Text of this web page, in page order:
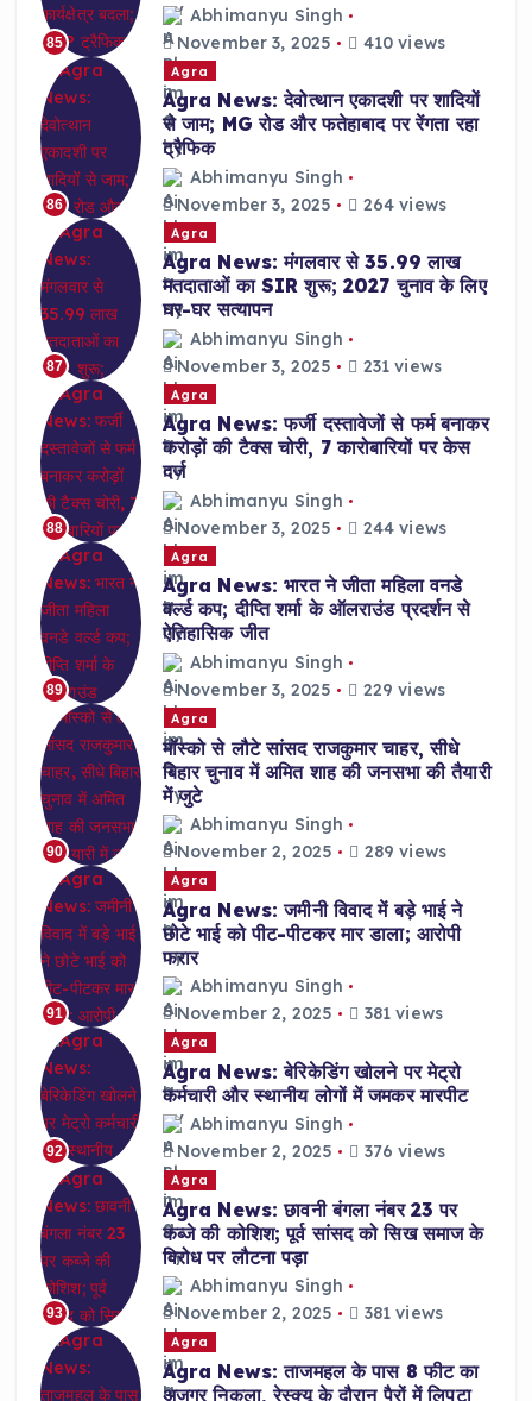
85
Abhimanyu Singh
November 3, 2025
410 views
86
Agra
Agra News: देवोत्थान एकादशी पर शादियों
से जाम; MG रोड और फतेहाबाद पर रेंगता रहा
ट्रैफिक
Abhimanyu Singh
November 3, 2025
264 views
87
Agra
Agra News: मंगलवार से 35.99 लाख
मतदाताओं का SIR शुरू; 2027 चुनाव के लिए
घर-घर सत्यापन
Abhimanyu Singh
November 3, 2025
231 views
88
Agra
Agra News: फर्जी दस्तावेजों से फर्म बनाकर
करोड़ों की टैक्स चोरी, 7 कारोबारियों पर केस
दर्ज
Abhimanyu Singh
November 3, 2025
244 views
89
Agra
Agra News: भारत ने जीता महिला वनडे
वर्ल्ड कप; दीप्ति शर्मा के ऑलराउंड प्रदर्शन से
ऐतिहासिक जीत
Abhimanyu Singh
November 3, 2025
229 views
90
Agra
मॉस्को से लौटे सांसद राजकुमार चाहर, सीधे
बिहार चुनाव में अमित शाह की जनसभा की तैयारी
में जुटे
Abhimanyu Singh
November 2, 2025
289 views
91
Agra
Agra News: जमीनी विवाद में बड़े भाई ने
छोटे भाई को पीट-पीटकर मार डाला; आरोपी
फरार
Abhimanyu Singh
November 2, 2025
381 views
92
Agra
Agra News: बेरिकेडिंग खोलने पर मेट्रो
कर्मचारी और स्थानीय लोगों में जमकर मारपीट
Abhimanyu Singh
November 2, 2025
376 views
93
Agra
Agra News: छावनी बंगला नंबर 23 पर
कब्जे की कोशिश; पूर्व सांसद को सिख समाज के
विरोध पर लौटना पड़ा
Abhimanyu Singh
November 2, 2025
381 views
Agra
Agra News: ताजमहल के पास 8 फीट का
अजगर निकला, रेस्क्यू के दौरान पैरों में लिपटा